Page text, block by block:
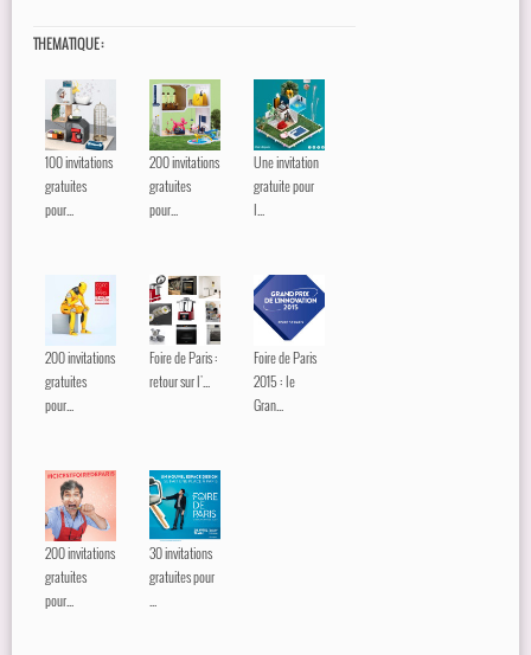
THEMATIQUE :
100 invitations
gratuites
pour...
200 invitations
gratuites
pour...
Une invitation
gratuite pour
l...
200 invitations
gratuites
pour...
Foire de Paris :
retour sur l'...
Foire de Paris
2015 : le
Gran...
200 invitations
gratuites
pour...
30 invitations
gratuites pour